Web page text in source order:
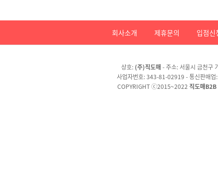
회사소개 제휴문의 입점신
상호: (주)직도매 - 주소: 서울시 금천구
사업자번호: 343-81-02919 - 통신판매
COPYRIGHT ⓒ2015~2022 직도매B2B